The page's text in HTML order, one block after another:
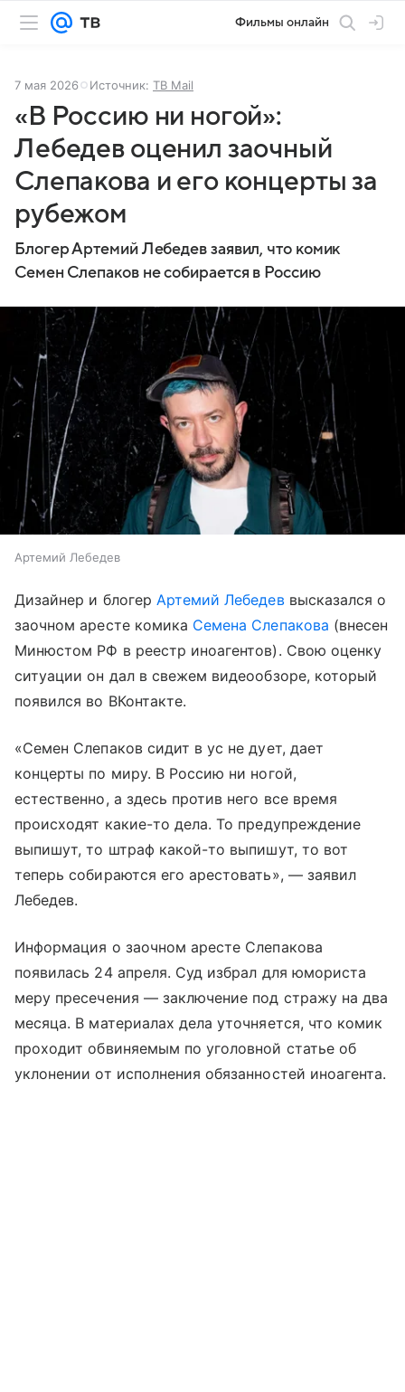
Фильмы онлайн
7 мая 2026 Источник: ТВ Mail
«В Россию ни ногой»:
Лебедев оценил заочный
Слепакова и его концерты за
рубежом
Блогер Артемий Лебедев заявил, что комик
Семен Слепаков не собирается в Россию
Артемий Лебедев
Дизайнер и блогер Артемий Лебедеввысказался о
заочном аресте комика Семена Слепакова (внесен
Минюстом РФ в реестр иноагентов). Свою оценку
ситуации он дал в свежем видеообзоре, который
появился во ВКонтакте.
«Семен Слепаков сидит в ус не дует, дает
концерты по миру. В Россию ни ногой,
естественно, а здесь против него все время
происходят какие-то дела. То предупреждение
выпишут, то штраф какой-то выпишут, то вот
теперь собираются его арестовать», — заявил
Лебедев.
Информация о заочном аресте Слепакова
появилась 24 апреля. Суд избрал для юмориста
меру пресечения — заключение под стражу на два
месяца. В материалах дела уточняется, что комик
проходит обвиняемым по уголовной статье об
уклонении от исполнения обязанностей иноагента.